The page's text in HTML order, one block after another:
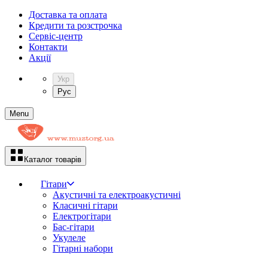
Доставка та оплата
Кредити та розстрочка
Сервіc-центр
Контакти
Акції
Укр
Рус
Menu
Каталог товарів
Гітари
Акустичні та електроакустичні
Класичні гітари
Електрогітари
Бас-гітари
Укулеле
Гітарні набори